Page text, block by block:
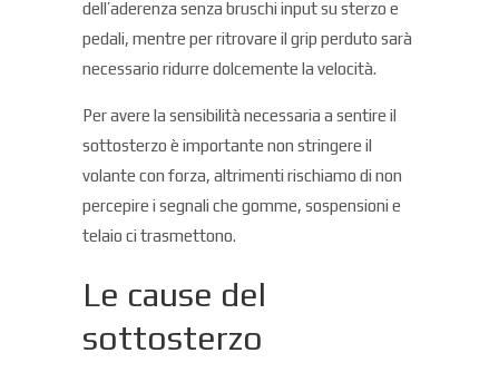
dell’aderenza senza bruschi input su sterzo e
pedali, mentre per ritrovare il grip perduto sarà
necessario ridurre dolcemente la velocità.
Per avere la sensibilità necessaria a sentire il
sottosterzo è importante non stringere il
volante con forza, altrimenti rischiamo di non
percepire i segnali che gomme, sospensioni e
telaio ci trasmettono.
Le cause del
sottosterzo